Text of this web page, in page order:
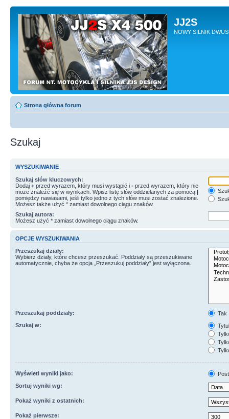
JJ2S
NOWY SILNIK
Strona główna forum
Szukaj
WYSZUKIWANIE
Szukaj słów kluczowych:
Dodaj + przed wyrazem, który musi wystąpić i - przed wyrazem, który nie
może znaleźć się w wynikach. Wpisz listę słów oddzielanych za pomocą |
pomiędzy nawiasami, jeśli tylko jedno z tych słów musi zostać znalezione.
Możesz także użyć * zamiast dowolnego ciągu znaków.
Szukaj autora:
Możesz użyć * zamiast dowolnego ciągu znaków.
OPCJE WYSZUKIWANIA
Przeszukaj działy:
Wybierz działy, które chcesz przeszukać. Poddziały są przeszukiwane
automatycznie, chyba że opcja „Przeszukuj poddziały” jest wyłączona.
Przeszukaj poddziały:
Tak
Szukaj w:
Wyświetl wyniki jako:
Sortuj wyniki wg:
Pokaż wyniki z ostatnich:
Pokaż pierwsze: